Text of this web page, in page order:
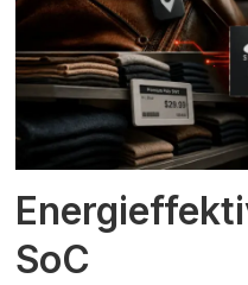
SoC